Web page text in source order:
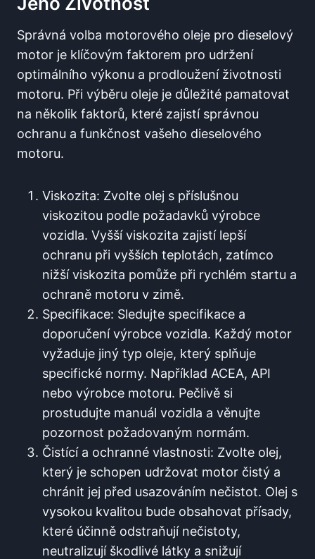
Správná volba motorového oleje pro dieselový
motor je klíčovým faktorem pro udržení
optimálního výkonu a prodloužení životnosti
motoru. Při výběru oleje je důležité pamatovat
na několik faktorů, které zajistí správnou
ochranu a funkčnost vašeho dieselového
motoru.
Viskozita: Zvolte olej s příslušnou
viskozitou podle požadavků výrobce
vozidla. Vyšší viskozita zajistí lepší
ochranu při vyšších teplotách, zatímco
nižší viskozita pomůže při rychlém startu a
ochraně motoru v zimě.
Specifikace: Sledujte specifikace a
doporučení výrobce vozidla. Každý motor
vyžaduje jiný typ oleje, který splňuje
specifické normy. Například ACEA, API
nebo výrobce motoru. Pečlivě si
prostudujte manuál vozidla a věnujte
pozornost požadovaným normám.
Čistící a ochranné vlastnosti: Zvolte olej,
který je schopen udržovat motor čistý a
chránit jej před usazováním nečistot. Olej s
vysokou kvalitou bude obsahovat přísady,
které účinně odstraňují nečistoty,
neutralizují škodlivé látky a snižují